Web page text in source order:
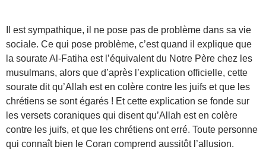
Il est sympathique, il ne pose pas de problème dans sa vie
sociale. Ce qui pose problème, c’est quand il explique que
la sourate Al-Fatiha est l’équivalent du Notre Père chez les
musulmans, alors que d’après l’explication officielle, cette
sourate dit qu’Allah est en colère contre les juifs et que les
chrétiens se sont égarés ! Et cette explication se fonde sur
les versets coraniques qui disent qu’Allah est en colère
contre les juifs, et que les chrétiens ont erré. Toute personne
qui connaît bien le Coran comprend aussitôt l’allusion.